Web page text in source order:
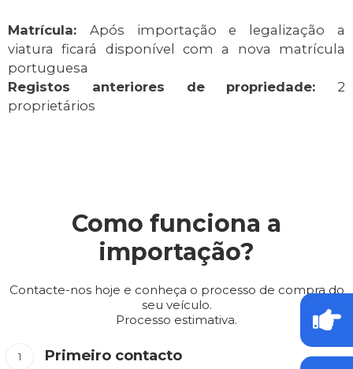
Matrícula: Após importação e legalização a
viatura ficará disponível com a nova matrícula
portuguesa
Registos anteriores de propriedade: 2
proprietários
Como funciona a
importação?
Contacte-nos hoje e conheça o processo de compra do
seu veículo.
Processo estimativa.
Primeiro contacto